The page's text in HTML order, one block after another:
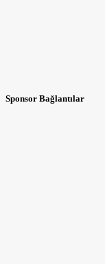
Sponsor Bağlantılar